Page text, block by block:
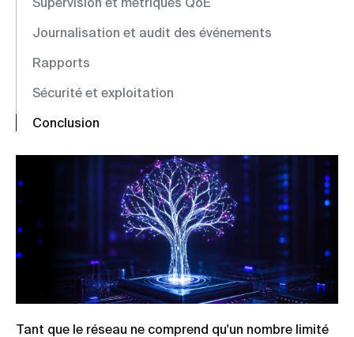
Tant que le réseau ne comprend qu'un nombre limité
Journalisation et audit des événements
Rapports
Sécurité et exploitation
Conclusion